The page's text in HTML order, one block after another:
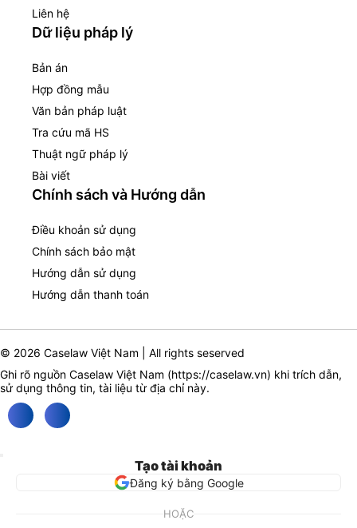
Liên hệ
Dữ liệu pháp lý
Bản án
Hợp đồng mẫu
Văn bản pháp luật
Tra cứu mã HS
Thuật ngữ pháp lý
Bài viết
Chính sách và Hướng dẫn
Điều khoản sử dụng
Chính sách bảo mật
Hướng dẫn sử dụng
Hướng dẫn thanh toán
© 2026 Caselaw Việt Nam | All rights seserved
Ghi rõ nguồn Caselaw Việt Nam (https://caselaw.vn) khi trích dẫn,
sử dụng thông tin, tài liệu từ địa chỉ này.
Tạo tài khoản
Đăng ký bằng Google
HOẶC